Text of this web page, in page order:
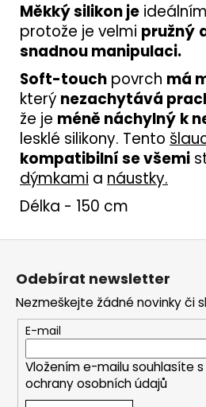
Měkký silikon je
protože je velmi pružný
snadnou manipulaci.
Soft-touch povrch má
který nezachytává
že je méně náchylný k
lesklé silikony. Tento
kompatibilní se všemi
dýmkami a náustky.
Délka - 150 cm
Odebírat newsletter
Nezmeškejte žádné novinky či
E-mail
Vložením e-mailu souhlasíte s
ochrany osobních údajů